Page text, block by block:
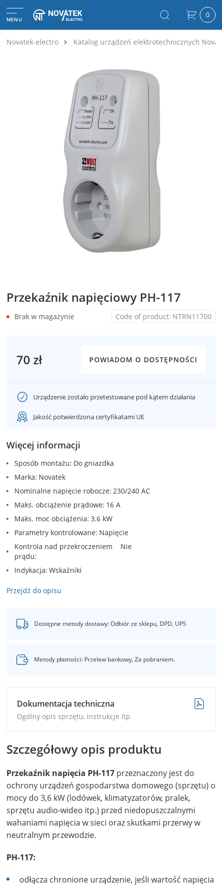
MENU 0
Novatek-electro Katalog urządzeń elektrotechnicznych
Przekaźnik napięciowy PH-117
Code of product: NTRN11700
Brak w magazynie
70 zł POWIADOM O DOSTĘPNOŚCI
Urządzenie zostało przetestowane pod kątem działania
Jakość potwierdzona certyfikatami UE
Więcej informacji
Sposób montażu Do gniazdka
Marka Novatek
Nominalne napięcie robocze 230/240 AC
Maks. obciążenie prądowe 16 A
Maks. moc obciążenia 3.6 kW
Parametry kontrolowane Napięcie
Kontrola nad przekroczeniem
prądu
Nie
Indykacja Wskaźniki
Przejdź do opisu
Dostępne metody dostawy: Odbiór ze sklepu, DPD, UPS
Metody płatności: Przelew bankowy, Za pobraniem.
Dokumentacja techniczna
Ogólny opis sprzętu, instrukcje itp
Szczegółowy opis produktu
Przekaźnik napięcia PH-117 przeznaczony jest do
ochrony urządzeń gospodarstwa domowego (sprzętu) o
mocy do 3,6 kW (lodówek, klimatyzatorów, pralek,
sprzętu audio-wideo itp.) przed niedopuszczalnymi
wahaniami napięcia w sieci oraz skutkami przerwy w
neutralnym przewodzie.
PH-117:
odłącza chronione urządzenie, jeśli wartość napięcia